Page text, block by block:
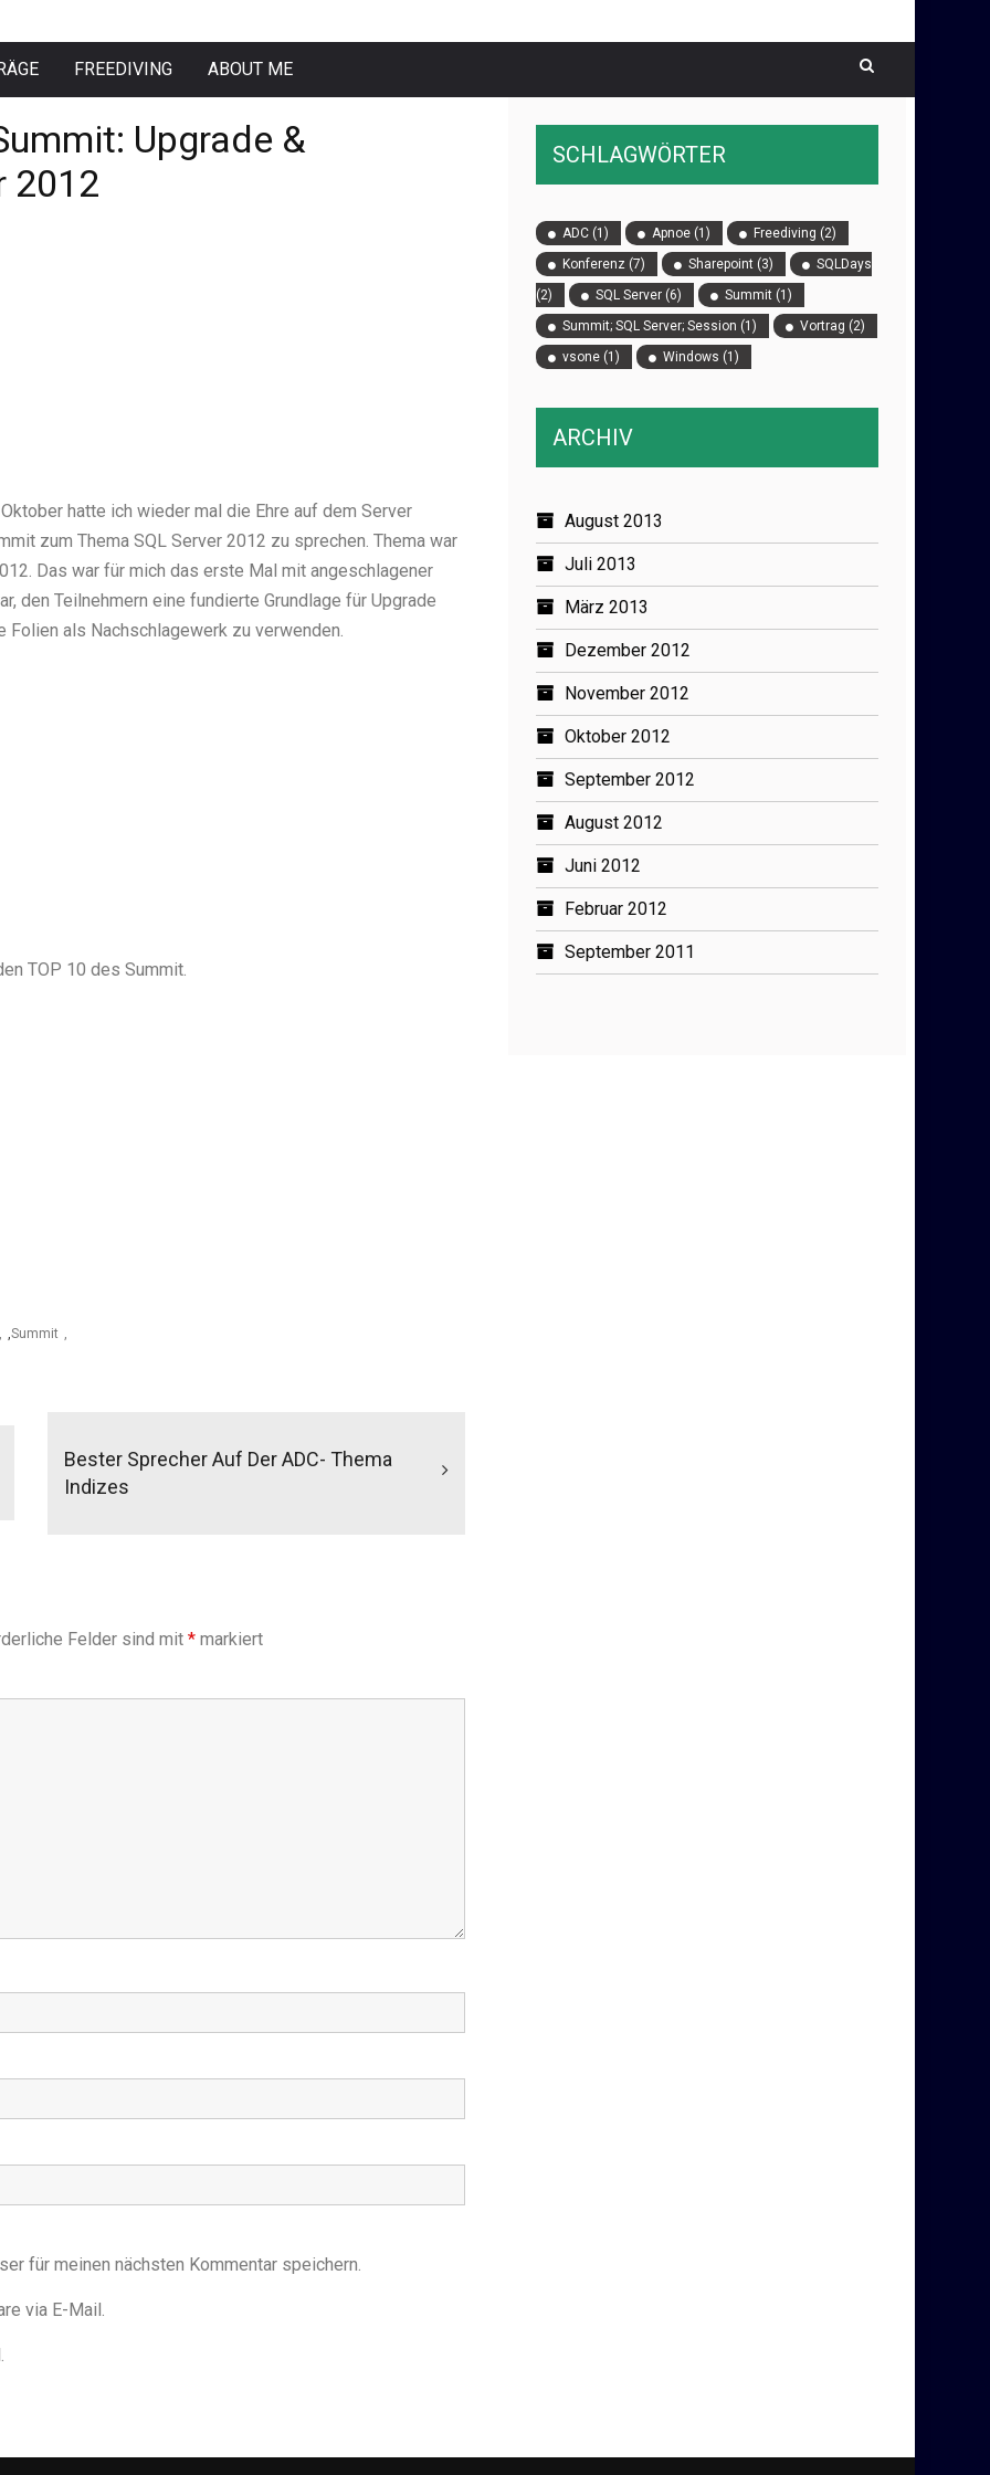
FREEDIVING ABOUT ME
Upgrade &
2012
hatte ich wieder mal die Ehre auf dem Server
zum Thema SQL Server 2012 zu sprechen. Thema war
Das war für mich das erste Mal mit angeschlagener
Teilnehmern eine fundierte Grundlage für Upgrade
als Nachschlagewerk zu verwenden.
TOP 10 des Summit.
Summit
Bester Sprecher Auf Der ADC- Thema
Indizes
Felder sind mit * markiert
für meinen nächsten Kommentar speichern.
via E-Mail.
SCHLAGWÖRTER
ADC (1) Apnoe (1) Freediving (2)
Konferenz (7) Sharepoint (3)
SQLDays
(2)
SQL Server (6) Summit (1)
Summit; SQL Server; Session (1) Vortrag (2)
vsone (1) Windows (1)
ARCHIV
August 2013
Juli 2013
März 2013
Dezember 2012
November 2012
Oktober 2012
September 2012
August 2012
Juni 2012
Februar 2012
September 2011